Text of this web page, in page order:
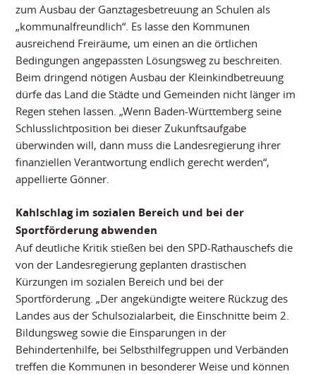
zum Ausbau der Ganztagesbetreuung an Schulen als
„kommunalfreundlich“. Es lasse den Kommunen
ausreichend Freiräume, um einen an die örtlichen
Bedingungen angepassten Lösungsweg zu beschreiten.
Beim dringend nötigen Ausbau der Kleinkindbetreuung
dürfe das Land die Städte und Gemeinden nicht länger im
Regen stehen lassen. „Wenn Baden-Württemberg seine
Schlusslichtposition bei dieser Zukunftsaufgabe
überwinden will, dann muss die Landesregierung ihrer
finanziellen Verantwortung endlich gerecht werden“,
appellierte Gönner.
Kahlschlag im sozialen Bereich und bei der
Sportförderung abwenden
Auf deutliche Kritik stießen bei den SPD-Rathauschefs die
von der Landesregierung geplanten drastischen
Kürzungen im sozialen Bereich und bei der
Sportförderung. „Der angekündigte weitere Rückzug des
Landes aus der Schulsozialarbeit, die Einschnitte beim 2.
Bildungsweg sowie die Einsparungen in der
Behindertenhilfe, bei Selbsthilfegruppen und Verbänden
treffen die Kommunen in besonderer Weise und können